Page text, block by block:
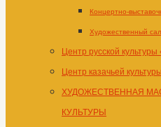
Концертно-
Художественный
Центр русской
Центр казачьей
ХУДОЖЕСТВЕННАЯ
КУЛЬТУРЫ